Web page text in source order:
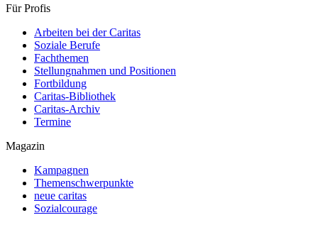
Für Profis
Arbeiten bei der Caritas
Soziale Berufe
Fachthemen
Stellungnahmen und Positionen
Fortbildung
Caritas-Bibliothek
Caritas-Archiv
Termine
Magazin
Kampagnen
Themenschwerpunkte
neue caritas
Sozialcourage